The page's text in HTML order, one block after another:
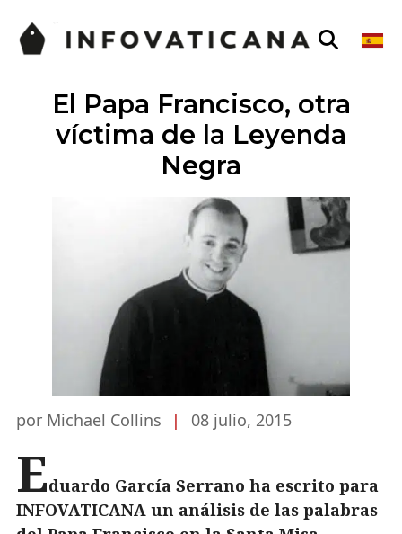
El Papa Francisco, otra
víctima de la Leyenda
Negra
por Michael Collins | 08 julio, 2015
Eduardo García Serrano ha escrito para
INFOVATICANA un análisis de las palabras